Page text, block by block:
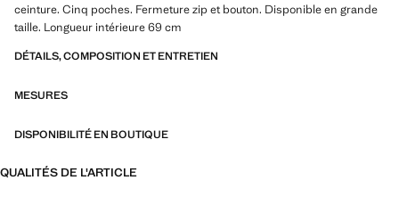
ceinture. Cinq poches. Fermeture zip et bouton. Disponible en grande
taille. Longueur intérieure 69 cm
DÉTAILS, COMPOSITION ET ENTRETIEN
MESURES
DISPONIBILITÉ EN BOUTIQUE
QUALITÉS DE L'ARTICLE